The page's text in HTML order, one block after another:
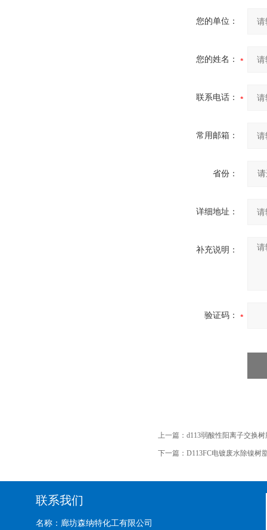
您的单位：
您的姓名：
联系电话：
常用邮箱：
省份：
详细地址：
补充说明：
验证码：
上一篇： d113弱酸性阳离子交换
下一篇： D113FC电镀废水除镍树
联系我们
名称：廊坊森纳特化工有限公司